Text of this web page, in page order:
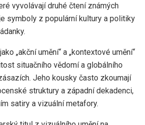
vyvolávají druhé čtení známých
symboly z populární kultury a politiky
„akční umění“ a „kontextové umění“
situačního vědomí a globálního
Jeho kousky často zkoumají
struktury a západní dekadenci,
satiry a vizuální metafory.